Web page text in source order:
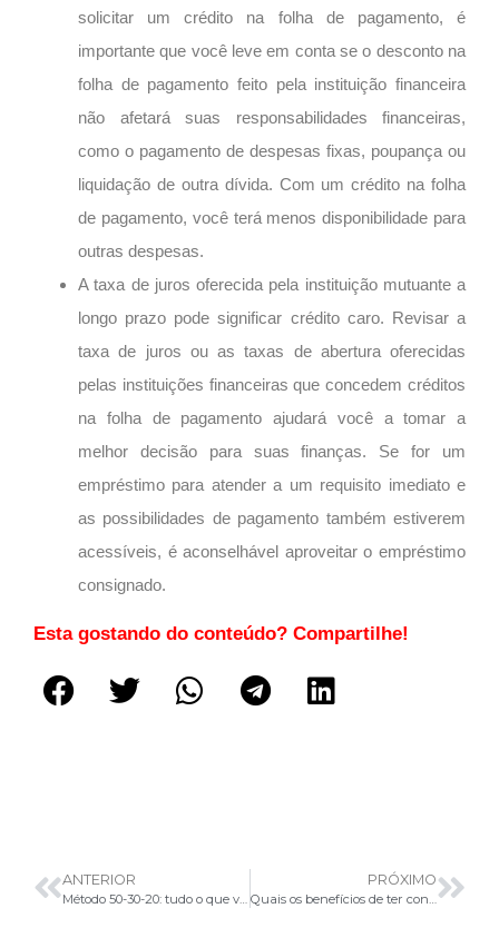
solicitar um crédito na folha de pagamento, é
importante que você leve em conta se o desconto na
folha de pagamento feito pela instituição financeira
não afetará suas responsabilidades financeiras,
como o pagamento de despesas fixas, poupança ou
liquidação de outra dívida. Com um crédito na folha
de pagamento, você terá menos disponibilidade para
outras despesas.
A taxa de juros oferecida pela instituição mutuante a
longo prazo pode significar crédito caro. Revisar a
taxa de juros ou as taxas de abertura oferecidas
pelas instituições financeiras que concedem créditos
na folha de pagamento ajudará você a tomar a
melhor decisão para suas finanças. Se for um
empréstimo para atender a um requisito imediato e
as possibilidades de pagamento também estiverem
acessíveis, é aconselhável aproveitar o empréstimo
consignado.
Esta gostando do conteúdo? Compartilhe!
ANTERIOR
Método 50-30-20: tudo o que você precisa saber!
PRÓXIMO
Quais os benefícios de ter controle do dinheiro?